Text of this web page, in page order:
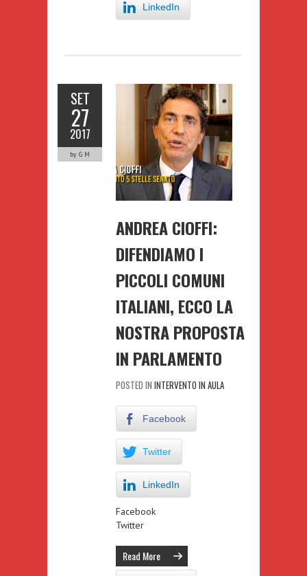
LinkedIn
SET
27
2017
by G M
ANDREA CIOFFI:
DIFENDIAMO I
PICCOLI COMUNI
ITALIANI, ECCO LA
NOSTRA PROPOSTA
IN PARLAMENTO
POSTED IN INTERVENTO IN AULA
Facebook
Twitter
LinkedIn
Facebook
Twitter
Read More